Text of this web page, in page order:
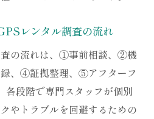
レンタル調査の流れ
の流れは、①事前相談、②機
、④証拠整理、⑤アフターフ
各段階で専門スタッフが個別
やトラブルを回避するための